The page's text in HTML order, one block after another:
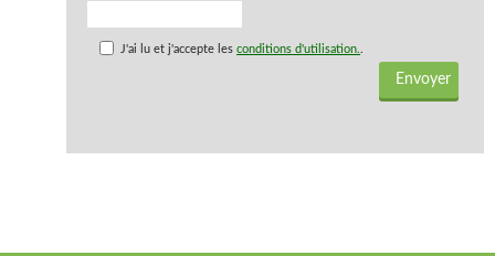
J'ai lu et j'accepte lesconditions d'utilisation.